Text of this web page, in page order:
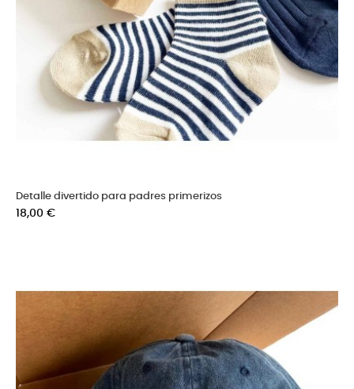
Detalle divertido para padres primerizos
Precio
18,00 €